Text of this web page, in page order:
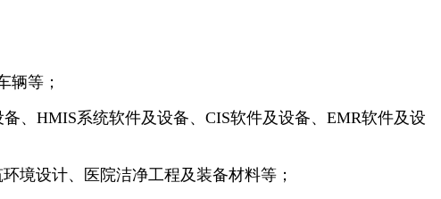
辆等；
、HMIS系统软件及设备、CIS软件及设备、EMR软件及设
境设计、医院洁净工程及装备材料等；